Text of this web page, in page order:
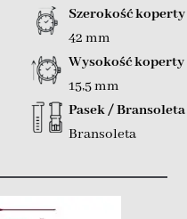
Szerokość koperty
42 mm
Wysokość koperty
15,5 mm
Pasek / Bransoleta
Bransoleta